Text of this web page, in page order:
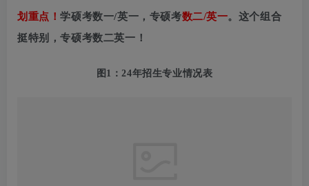
划重点！学硕考数一/英一，专硕考数二/英一。这个组合
挺特别，专硕考数二英一！
图1：24年招生专业情况表